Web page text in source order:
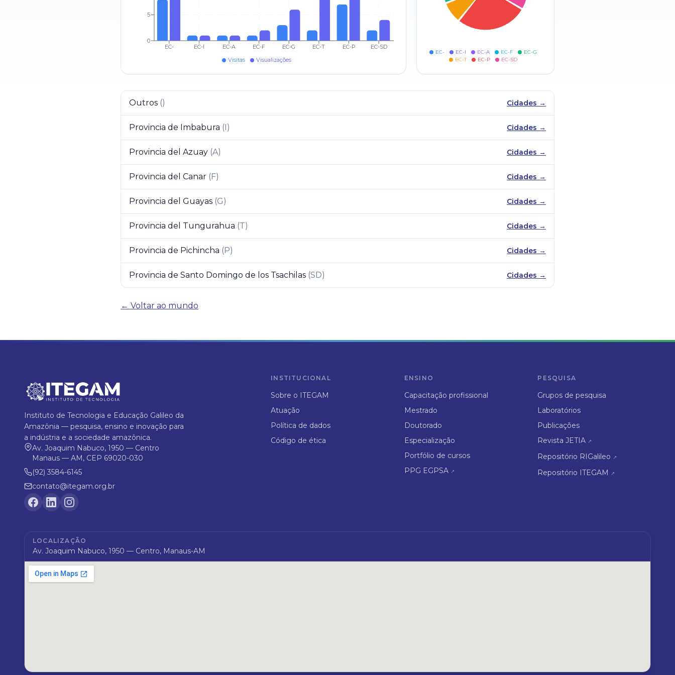
EC- EC-I EC-A EC-F EC-G EC-T EC-P EC-SD
0
5
Visitas Visualizações
EC- EC-I EC-A EC-F
EC-G
EC-T
EC-P EC-SD
Outros () Cidades →
Provincia de Imbabura (I) Cidades →
Provincia del Azuay (A) Cidades →
Provincia del Canar (F) Cidades →
Provincia del Guayas (G) Cidades →
Provincia del Tungurahua (T) Cidades →
Provincia de Pichincha (P) Cidades →
Provincia de Santo Domingo de los Tsachilas (SD) Cidades →
← Voltar ao mundo
Instituto de Tecnologia e Educação Galileo da
Amazônia — pesquisa, ensino e inovação para
a indústria e a sociedade amazônica.
Av. Joaquim Nabuco, 1950 — Centro
Manaus — AM, CEP 69020-030
(92) 3584-6145
contato@itegam.org.br
INSTITUCIONAL
Sobre o ITEGAM
Atuação
Política de dados
Código de ética
ENSINO
Capacitação profissional
Mestrado
Doutorado
Especialização
Portfólio de cursos
PPG EGPSA ↗
PESQUISA
Grupos de pesquisa
Laboratórios
Publicações
Revista JETIA ↗
Repositório RIGalileo ↗
Repositório ITEGAM ↗
LOCALIZAÇÃO
Av. Joaquim Nabuco, 1950 — Centro, Manaus-AM